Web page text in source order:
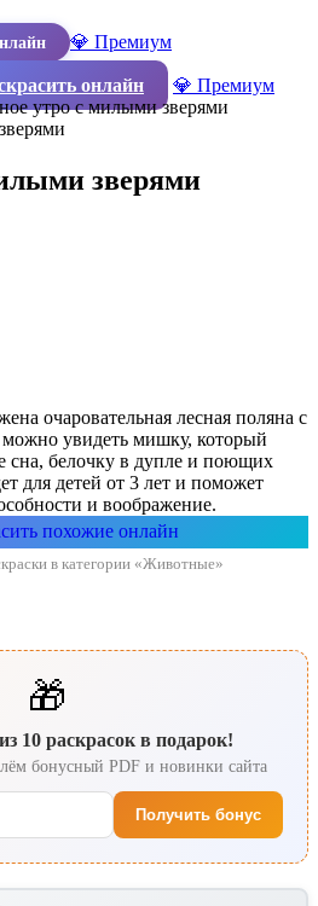
💎 Премиум
онлайн
💎 Премиум
утро с милыми зверями
зверями
очаровательная лесная поляна с
увидеть мишку, который
сна, белочку в дупле и поющих
для детей от 3 лет и поможет
и воображение.
похожие онлайн
в категории «Животные»
🎁
10 раскрасок в подарок!
бонусный PDF и новинки сайта
Получить бонус